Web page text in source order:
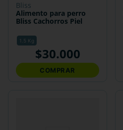
bliss
Alimento para perro
Bliss Cachorros Piel
1.5 Kg
$30.000
COMPRAR